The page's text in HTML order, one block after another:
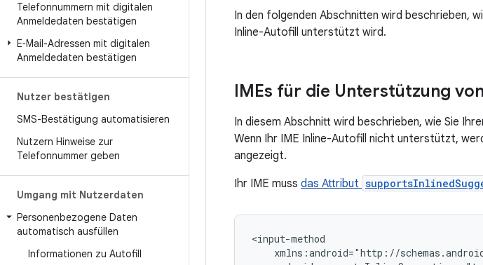
Telefonnummern mit digitalen
Anmeldedaten bestätigen
E‑Mail-Adressen mit digitalen
Anmeldedaten bestätigen
Nutzer bestätigen
SMS-Bestätigung automatisieren
Nutzern Hinweise zur
Telefonnummer geben
Umgang mit Nutzerdaten
Personenbezogene Daten
automatisch ausfüllen
Informationen zu Autofill
In den folgenden Abschnitten wird beschrieben,
Inline-Autofill unterstützt wird.
IMEs für die Unterstützung
In diesem Abschnitt wird beschrieben, wie Sie
Wenn Ihr IME Inline-Autofill nicht unterstützt,
angezeigt.
Ihr IME muss das Attribut